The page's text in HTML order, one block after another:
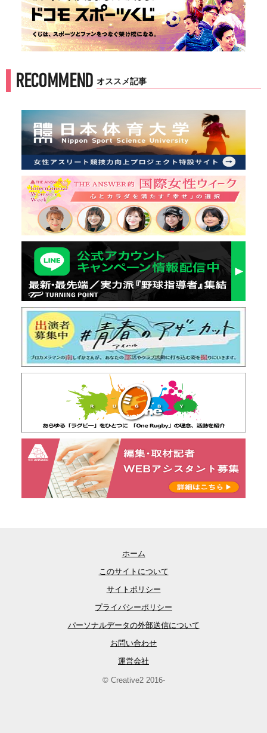
RECOMMEND オススメ記事
ホーム
このサイトについて
サイトポリシー
プライバシーポリシー
パーソナルデータの外部送信について
お問い合わせ
運営会社
© Creative2 2016-